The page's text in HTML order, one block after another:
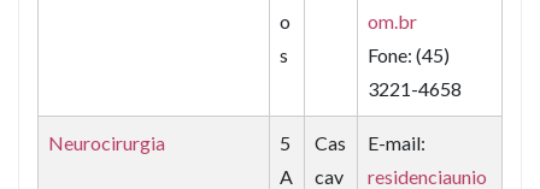
o
s
om.br
Fone: (45)
3221-4658
Neurocirurgia
5
A
Cas
cav
E-mail:
residenciaunio